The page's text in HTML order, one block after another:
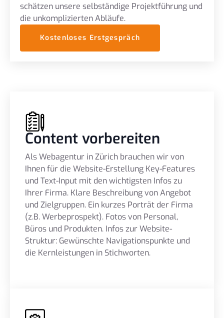
schätzen unsere selbständige Projektführung und
die unkomplizierten Abläufe.
Kostenloses Erstgespräch
Content vorbereiten
Als Webagentur in Zürich brauchen wir von
Ihnen für die Website-Erstellung Key-Features
und Text-Input mit den wichtigsten Infos zu
Ihrer Firma. Klare Beschreibung von Angebot
und Zielgruppen. Ein kurzes Porträt der Firma
(z.B. Werbeprospekt). Fotos von Personal,
Büros und Produkten. Infos zur Website-
Struktur: Gewünschte Navigationspunkte und
die Kernleistungen in Stichworten.